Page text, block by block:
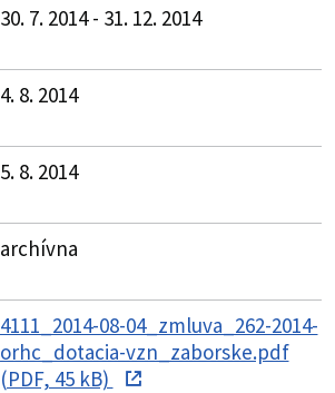
30. 7. 2014 - 31. 12. 2014
4. 8. 2014
5. 8. 2014
archívna
4111_2014-08-04_zmluva_262-2014-
orhc_dotacia-vzn_zaborske.pdf
(PDF, 45 kB)